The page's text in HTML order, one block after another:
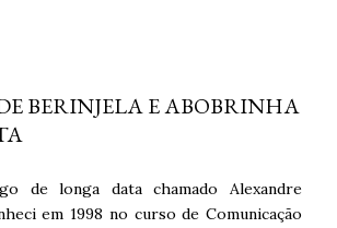
BERINJELA E ABOBRINHA
de longa data chamado Alexandre
em 1998 no curso de Comunicação